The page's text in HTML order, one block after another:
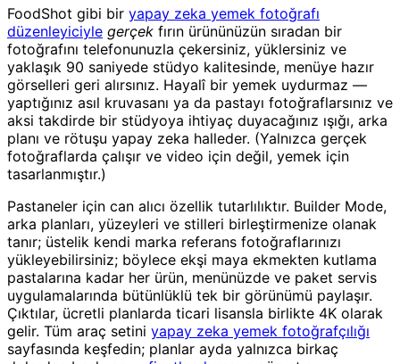
FoodShot gibi bir yapay zeka yemek fotoğrafı
düzenleyiciyle gerçek fırın ürününüzün sıradan bir
fotoğrafını telefonunuzla çekersiniz, yüklersiniz ve
yaklaşık 90 saniyede stüdyo kalitesinde, menüye hazır
görselleri geri alırsınız. Hayalî bir yemek uydurmaz —
yaptığınız asıl kruvasanı ya da pastayı fotoğraflarsınız ve
aksi takdirde bir stüdyoya ihtiyaç duyacağınız ışığı, arka
planı ve rötuşu yapay zeka halleder. (Yalnızca gerçek
fotoğraflarda çalışır ve video için değil, yemek için
tasarlanmıştır.)
Pastaneler için can alıcı özellik tutarlılıktır. Builder Mode,
arka planları, yüzeyleri ve stilleri birleştirmenize olanak
tanır; üstelik kendi marka referans fotoğraflarınızı
yükleyebilirsiniz; böylece ekşi maya ekmekten kutlama
pastalarına kadar her ürün, menünüzde ve paket servis
uygulamalarında bütünlüklü tek bir görünümü paylaşır.
Çıktılar, ücretli planlarda ticari lisansla birlikte 4K olarak
gelir. Tüm araç setini yapay zeka yemek fotoğrafçılığı
sayfasında keşfedin; planlar ayda yalnızca birkaç